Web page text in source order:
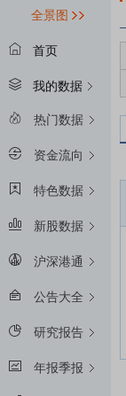
全景图
首页
我的数据
热门数据
资金流向
特色数据
新股数据
沪深港通
公告大全
研究报告
年报季报